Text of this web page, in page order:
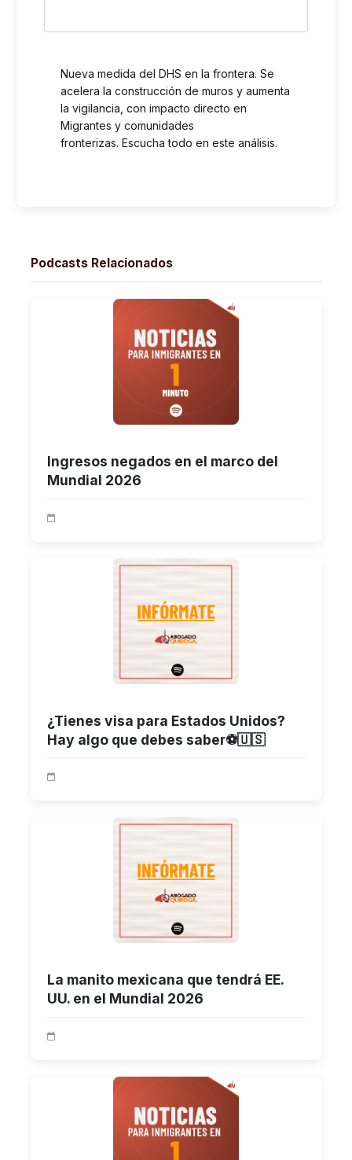
Nueva medida del DHS en la frontera. Se
acelera la construcción de muros y aumenta
la vigilancia, con impacto directo en
Migrantes y comunidades
fronterizas. Escucha todo en este análisis.
Podcasts Relacionados
Ingresos negados en el marco del
Mundial 2026
¿Tienes visa para Estados Unidos?
Hay algo que debes saber⚽🇺🇸
La manito mexicana que tendrá EE.
UU. en el Mundial 2026